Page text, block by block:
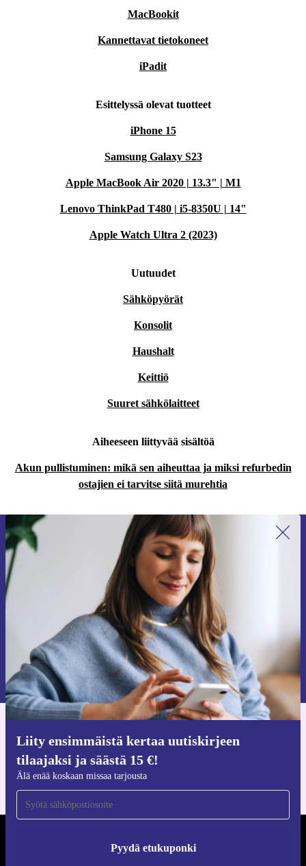
MacBookit
Kannettavat tietokoneet
iPadit
Esittelyssä olevat tuotteet
iPhone 15
Samsung Galaxy S23
Apple MacBook Air 2020 | 13.3" | M1
Lenovo ThinkPad T480 | i5-8350U | 14"
Apple Watch Ultra 2 (2023)
Uutuudet
Sähköpyörät
Konsolit
Haushalt
Keittiö
Suuret sähkölaitteet
Aiheeseen liittyvää sisältöä
Akun pullistuminen: mikä sen aiheuttaa ja miksi refurbedin
ostajien ei tarvitse siitä murehtia
Liity ensimmäistä kertaa uutiskirjeen
tilaajaksi ja säästä 15 €!
Älä enää koskaan missaa tarjousta
Pyydä etukuponki
Liity ensimmäistä kertaa uutiskirjeen
tilaajaksi ja säästä 15 €!
Älä missaa enää yhtäkään tarjousta.
Pyydä etukuponki
Lisätietoja henkilötietojen käytöstä löydättietosuojaselosteestamme.
iOS:lle ja Androidille